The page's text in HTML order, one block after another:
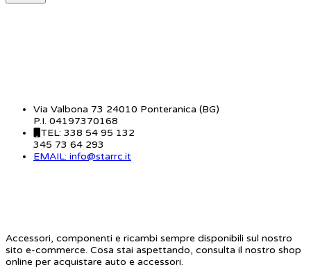
Via Valbona 73 24010 Ponteranica (BG)
P.I. 04197370168
TEL: 338 54 95 132
345 73 64 293
EMAIL: info@starrc.it
Accessori, componenti e ricambi sempre disponibili sul nostro
sito e-commerce. Cosa stai aspettando, consulta il nostro shop
online per acquistare auto e accessori.